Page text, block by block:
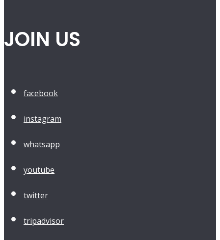
JOIN US
facebook
instagram
whatsapp
youtube
twitter
tripadvisor